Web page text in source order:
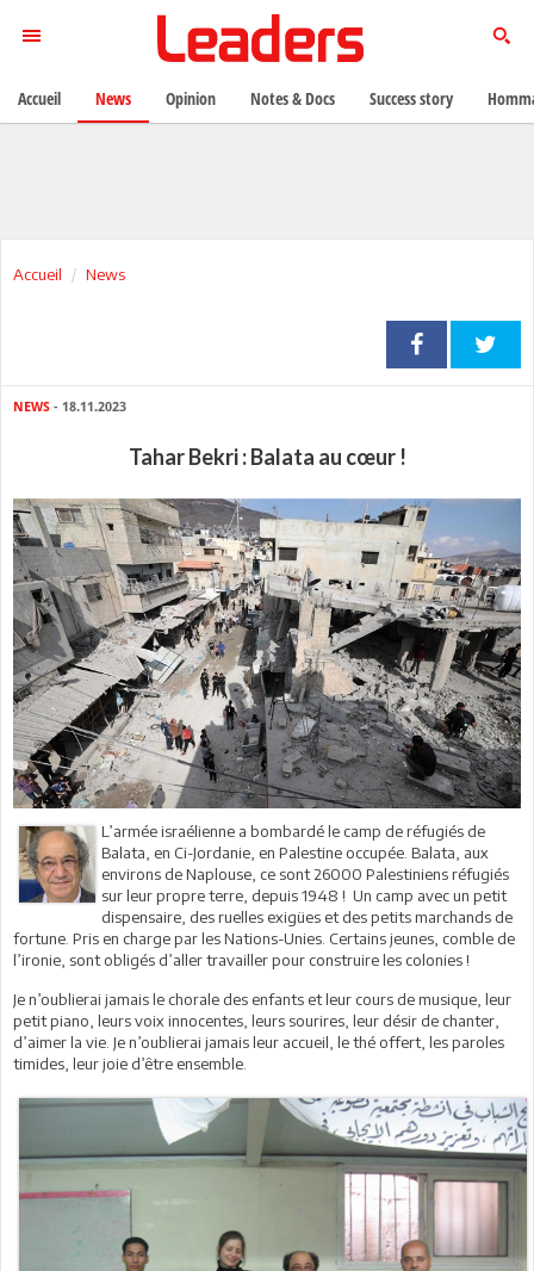
Accueil News
NEWS - 18.11.2023
Tahar Bekri : Balata au cœur !
L’armée israélienne a bombardé le camp de réfugiés de
Balata, en Ci-Jordanie, en Palestine occupée. Balata, aux
environs de Naplouse, ce sont 26000 Palestiniens réfugiés
sur leur propre terre, depuis 1948 ! Un camp avec un petit
dispensaire, des ruelles exigües et des petits marchands de
fortune. Pris en charge par les Nations-Unies. Certains jeunes, comble de
l’ironie, sont obligés d’aller travailler pour construire les colonies !
Je n’oublierai jamais le chorale des enfants et leur cours de musique, leur
petit piano, leurs voix innocentes, leurs sourires, leur désir de chanter,
d’aimer la vie. Je n’oublierai jamais leur accueil, le thé offert, les paroles
timides, leur joie d’être ensemble.
Accueil News Opinion Notes & Docs Success story